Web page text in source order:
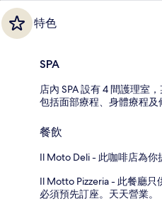
特色
SPA
店內 SPA 設有 4 間護理室
包括面部療程、身體療程及
餐飲
Il Moto Deli - 此咖啡店為你
Il Motto Pizzeria - 此餐廳只
必須預先訂座。天天營業。